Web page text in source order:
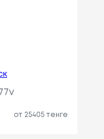
от 25405 тенге